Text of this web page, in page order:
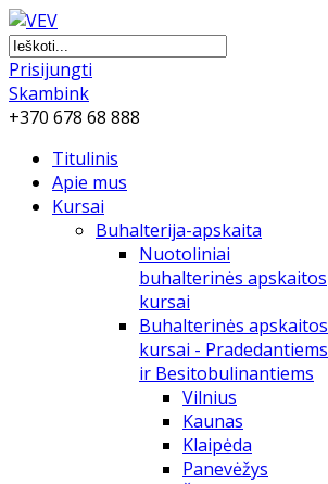
Prisijungti
Skambink
+370 678 68 888
Titulinis
Apie mus
Kursai
Buhalterija-apskaita
Nuotoliniai
buhalterinės apskaitos
kursai
Buhalterinės apskaitos
kursai - Pradedantiems
ir Besitobulinantiems
Vilnius
Kaunas
Klaipėda
Panevėžys